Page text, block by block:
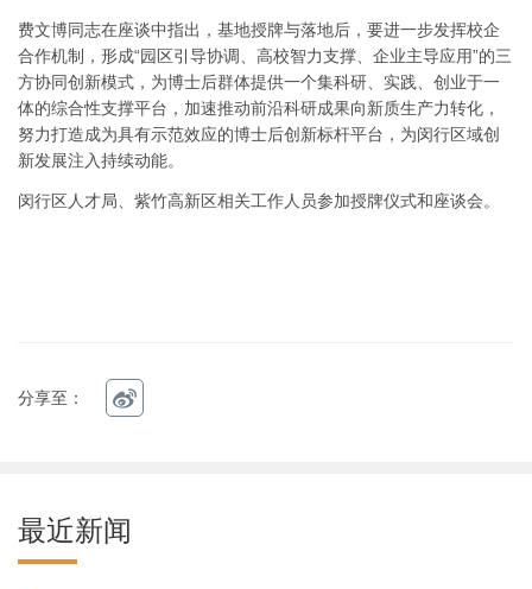
费文博同志在座谈中指出，基地授牌与落地后，要进一步发挥校企
合作机制，形成“园区引导协调、高校智力支撑、企业主导应用”的三
方协同创新模式，为博士后群体提供一个集科研、实践、创业于一
体的综合性支撑平台，加速推动前沿科研成果向新质生产力转化，
努力打造成为具有示范效应的博士后创新标杆平台，为闵行区域创
新发展注入持续动能。
闵行区人才局、紫竹高新区相关工作人员参加授牌仪式和座谈会。
分享至：
最近新闻